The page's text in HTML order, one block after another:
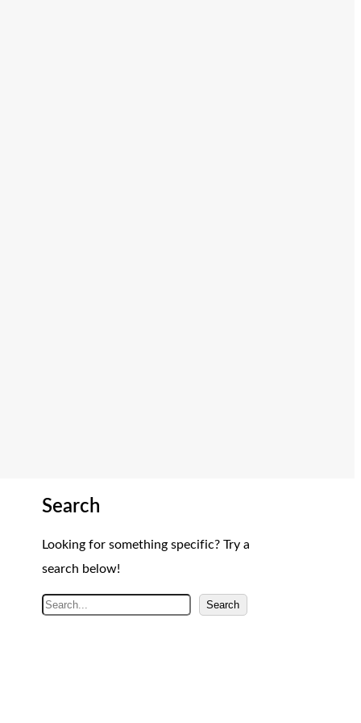
Search
Looking for something specific? Try a
search below!
A
Search